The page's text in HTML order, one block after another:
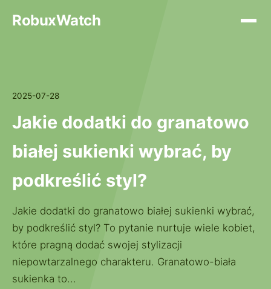
RobuxWatch
2025-07-28
Jakie dodatki do granatowo
białej sukienki wybrać, by
podkreślić styl?
Jakie dodatki do granatowo białej sukienki wybrać,
by podkreślić styl? To pytanie nurtuje wiele kobiet,
które pragną dodać swojej stylizacji
niepowtarzalnego charakteru. Granatowo-biała
sukienka to...